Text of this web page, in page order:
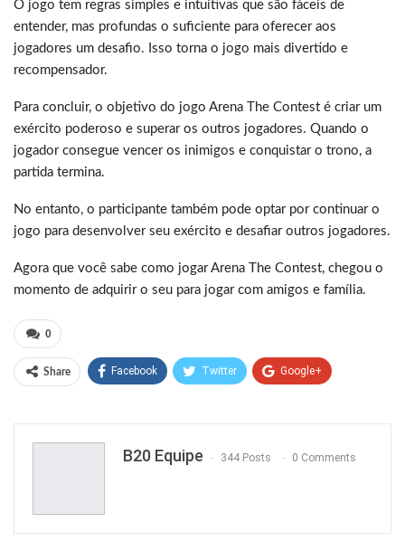
O jogo tem regras simples e intuitivas que são fáceis de
entender, mas profundas o suficiente para oferecer aos
jogadores um desafio. Isso torna o jogo mais divertido e
recompensador.
Para concluir, o objetivo do jogo Arena The Contest é criar um
exército poderoso e superar os outros jogadores. Quando o
jogador consegue vencer os inimigos e conquistar o trono, a
partida termina.
No entanto, o participante também pode optar por continuar o
jogo para desenvolver seu exército e desafiar outros jogadores.
Agora que você sabe como jogar Arena The Contest, chegou o
momento de adquirir o seu para jogar com amigos e família.
0
Share Facebook Twitter Google+
Email
B20 Equipe 344 Posts 0 Comments